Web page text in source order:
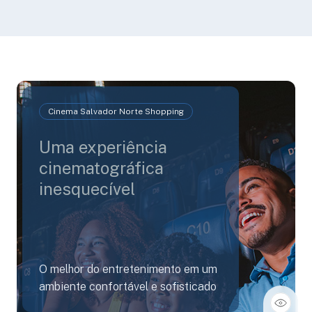
Cinema Salvador Norte Shopping
Uma experiência
cinematográfica
inesquecível
O melhor do entretenimento em um
ambiente confortável e sofisticado